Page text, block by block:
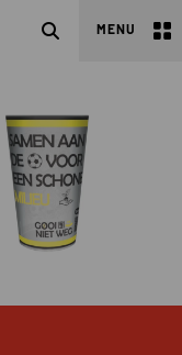
ZoekenMENU